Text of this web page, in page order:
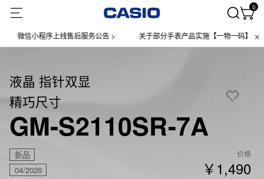
0
微信小程序上线售后服务公告 > 关于部分手表产品实施【一物一码】管理的
液晶 指针双显
精巧尺寸
GM-S2110SR-7A
新品
04/2026
价格
￥1,490